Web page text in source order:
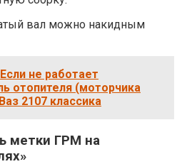
вал можно накидным
Если не работает
отопителя (моторчика
2107 классика
метки ГРМ на